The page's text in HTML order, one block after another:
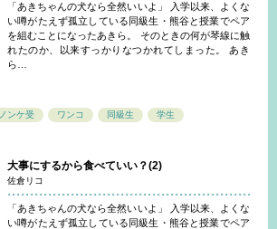
「あきちゃんの犬なら全然いいよ」 入学以来、よくな
い噂がたえず孤立している同級生・熊谷と授業でペア
を組むことになったあきら。 そのときの何が琴線に触
れたのか、以来すっかりなつかれてしまった。 あき
ら…
ノンケ受 ワンコ 同級生 学生
大事にするから食べていい？(2)
佐倉リコ
「あきちゃんの犬なら全然いいよ」 入学以来、よくな
い噂がたえず孤立している同級生・熊谷と授業でペア